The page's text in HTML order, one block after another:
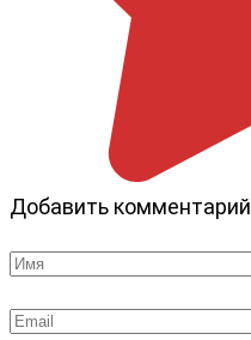
Добавить комментарий
Имя
Email